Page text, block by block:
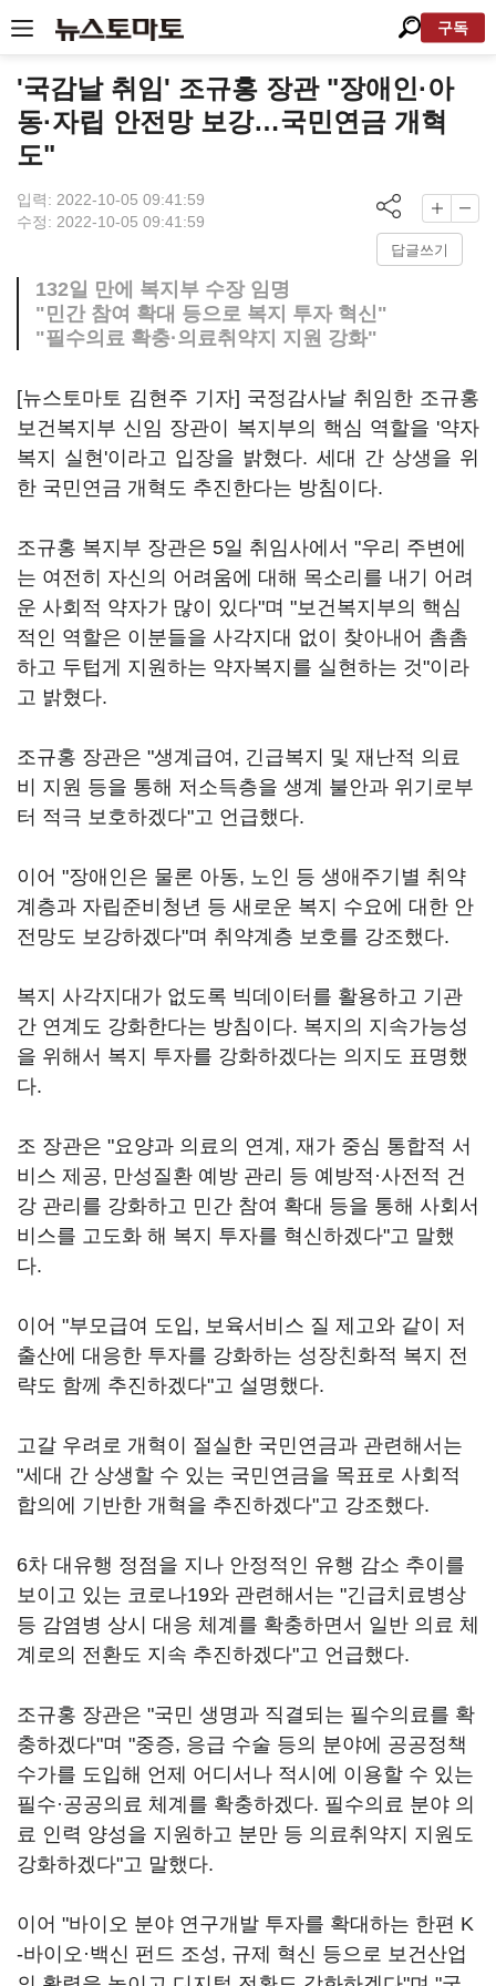
구독
'국감날 취임' 조규홍 장관 "장애인·아
동·자립 안전망 보강…국민연금 개혁
도"
입력: 2022-10-05 09:41:59
수정: 2022-10-05 09:41:59
답글쓰기
132일 만에 복지부 수장 임명
"민간 참여 확대 등으로 복지 투자 혁신"
"필수의료 확충·의료취약지 지원 강화"
[뉴스토마토 김현주 기자] 국정감사날 취임한 조규홍
보건복지부 신임 장관이 복지부의 핵심 역할을 '약자
복지 실현'이라고 입장을 밝혔다. 세대 간 상생을 위
한 국민연금 개혁도 추진한다는 방침이다.
조규홍 복지부 장관은 5일 취임사에서 "우리 주변에
는 여전히 자신의 어려움에 대해 목소리를 내기 어려
운 사회적 약자가 많이 있다"며 "보건복지부의 핵심
적인 역할은 이분들을 사각지대 없이 찾아내어 촘촘
하고 두텁게 지원하는 약자복지를 실현하는 것"이라
고 밝혔다.
조규홍 장관은 "생계급여, 긴급복지 및 재난적 의료
비 지원 등을 통해 저소득층을 생계 불안과 위기로부
터 적극 보호하겠다"고 언급했다.
이어 "장애인은 물론 아동, 노인 등 생애주기별 취약
계층과 자립준비청년 등 새로운 복지 수요에 대한 안
전망도 보강하겠다"며 취약계층 보호를 강조했다.
복지 사각지대가 없도록 빅데이터를 활용하고 기관
간 연계도 강화한다는 방침이다. 복지의 지속가능성
을 위해서 복지 투자를 강화하겠다는 의지도 표명했
다.
조 장관은 "요양과 의료의 연계, 재가 중심 통합적 서
비스 제공, 만성질환 예방 관리 등 예방적·사전적 건
강 관리를 강화하고 민간 참여 확대 등을 통해 사회서
비스를 고도화 해 복지 투자를 혁신하겠다"고 말했
다.
이어 "부모급여 도입, 보육서비스 질 제고와 같이 저
출산에 대응한 투자를 강화하는 성장친화적 복지 전
략도 함께 추진하겠다"고 설명했다.
고갈 우려로 개혁이 절실한 국민연금과 관련해서는
"세대 간 상생할 수 있는 국민연금을 목표로 사회적
합의에 기반한 개혁을 추진하겠다"고 강조했다.
6차 대유행 정점을 지나 안정적인 유행 감소 추이를
보이고 있는 코로나19와 관련해서는 "긴급치료병상
등 감염병 상시 대응 체계를 확충하면서 일반 의료 체
계로의 전환도 지속 추진하겠다"고 언급했다.
조규홍 장관은 "국민 생명과 직결되는 필수의료를 확
충하겠다"며 "중증, 응급 수술 등의 분야에 공공정책
수가를 도입해 언제 어디서나 적시에 이용할 수 있는
필수·공공의료 체계를 확충하겠다. 필수의료 분야 의
료 인력 양성을 지원하고 분만 등 의료취약지 지원도
강화하겠다"고 말했다.
이어 "바이오 분야 연구개발 투자를 확대하는 한편 K
-바이오·백신 펀드 조성, 규제 혁신 등으로 보건산업